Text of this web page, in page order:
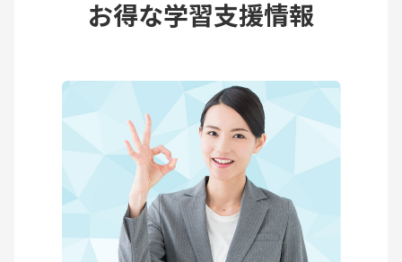
お得な学習支援情報